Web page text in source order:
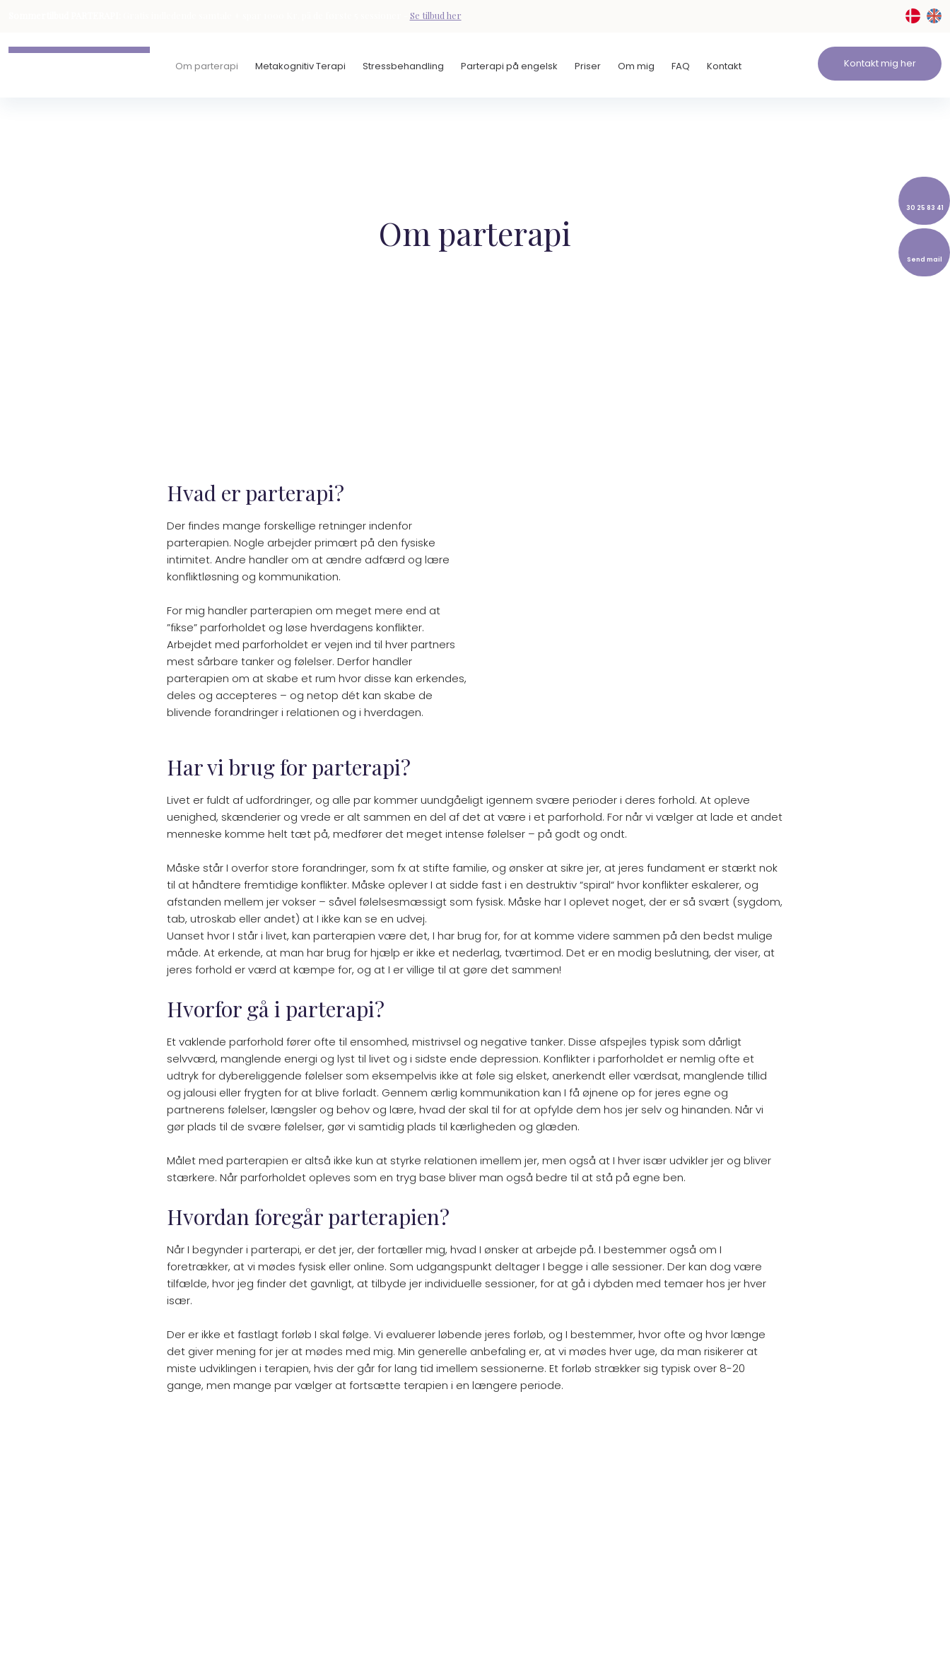
30 25 83 41
Send mail
Se tilbud her
Om parterapi Metakognitiv Terapi Stressbehandling Parterapi på engelsk Priser Om mig FAQ Kontakt Kontakt mig her
Om parterapi​
Hvad er parterapi?
Der findes mange forskellige retninger indenfor
parterapien. Nogle arbejder primært på den fysiske
intimitet. Andre handler om at ændre adfærd og lære
konfliktløsning og kommunikation.
For mig handler parterapien om meget mere end at
”fikse” parforholdet og løse hverdagens konflikter.
Arbejdet med parforholdet er vejen ind til hver partners
mest sårbare tanker og følelser. Derfor handler
parterapien om at skabe et rum hvor disse kan erkendes,
deles og accepteres – og netop dét kan skabe de
blivende forandringer i relationen og i hverdagen.
Har vi brug for parterapi?
​Livet er fuldt af udfordringer, og alle par kommer uundgåeligt igennem svære perioder i deres forhold. At opleve
uenighed, skænderier og vrede er alt sammen en del af det at være i et parforhold. For når vi vælger at lade et andet
menneske komme helt tæt på, medfører det meget intense følelser – på godt og ondt.
Måske står I overfor store forandringer, som fx at stifte familie, og ønsker at sikre jer, at jeres fundament er stærkt nok
til at håndtere fremtidige konflikter. Måske oplever I at sidde fast i en destruktiv “spiral“ hvor konflikter eskalerer, og
afstanden mellem jer vokser – såvel følelsesmæssigt som fysisk. Måske har I oplevet noget, der er så svært (sygdom,
tab, utroskab eller andet) at I ikke kan se en udvej.
Uanset hvor I står i livet, kan parterapien være det, I har brug for, for at komme videre sammen på den bedst mulige
måde. At erkende, at man har brug for hjælp er ikke et nederlag, tværtimod. Det er en modig beslutning, der viser, at
jeres forhold er værd at kæmpe for, og at I er villige til at gøre det sammen!
Hvorfor gå i parterapi?
​Et vaklende parforhold fører ofte til ensomhed, mistrivsel og negative tanker. Disse afspejles typisk som dårligt
selvværd, manglende energi og lyst til livet og i sidste ende depression. Konflikter i parforholdet er nemlig ofte et
udtryk for dybereliggende følelser som eksempelvis ikke at føle sig elsket, anerkendt eller værdsat, manglende tillid
og jalousi eller frygten for at blive forladt. Gennem ærlig kommunikation kan I få øjnene op for jeres egne og
partnerens følelser, længsler og behov og lære, hvad der skal til for at opfylde dem hos jer selv og hinanden. Når vi
gør plads til de svære følelser, gør vi samtidig plads til kærligheden og glæden.
Målet med parterapien er altså ikke kun at styrke relationen imellem jer, men også at I hver især udvikler jer og bliver
stærkere. Når parforholdet opleves som en tryg base bliver man også bedre til at stå på egne ben.
Hvordan foregår parterapien?
Når I begynder i parterapi, er det jer, der fortæller mig, hvad I ønsker at arbejde på. I bestemmer også om I
foretrækker, at vi mødes fysisk eller online. Som udgangspunkt deltager I begge i alle sessioner. Der kan dog være
tilfælde, hvor jeg finder det gavnligt, at tilbyde jer individuelle sessioner, for at gå i dybden med temaer hos jer hver
især.
Der er ikke et fastlagt forløb I skal følge. Vi evaluerer løbende jeres forløb, og I bestemmer, hvor ofte og hvor længe
det giver mening for jer at mødes med mig. Min generelle anbefaling er, at vi mødes hver uge, da man risikerer at
miste udviklingen i terapien, hvis der går for lang tid imellem sessionerne. Et forløb strækker sig typisk over 8-20
gange, men mange par vælger at fortsætte terapien i en længere periode.